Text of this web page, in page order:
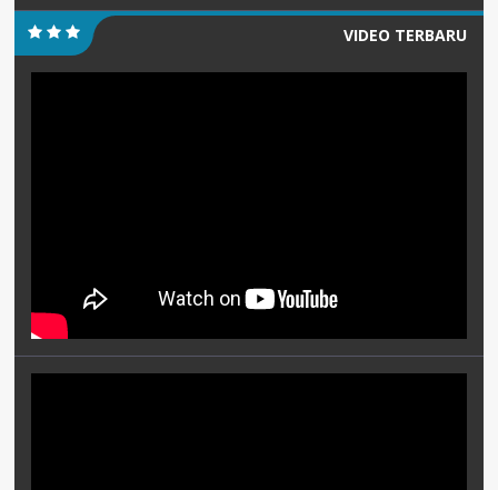
VIDEO TERBARU